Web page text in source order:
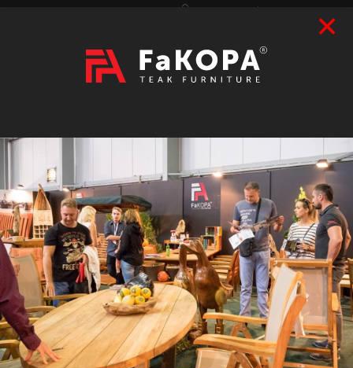
×
VÝSTAVY 2026
prázdný
CZK EUR
TEAK
ART / DOPLŇKY
RATAN